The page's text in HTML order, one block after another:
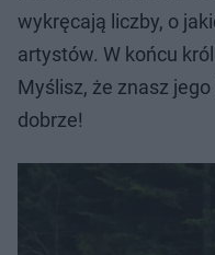
wykręcają liczby, o
artystów. W końcu
Myślisz, że znasz
dobrze!